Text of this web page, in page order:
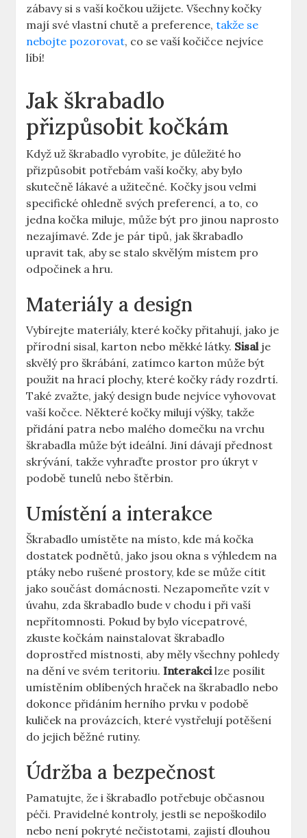
zábavy si s vaší kočkou užijete. Všechny kočky
mají své vlastní chutě a preference,takže se
nebojte pozorovat, co se vaší kočičce nejvíce
líbí!
Jak škrabadlo
přizpůsobit kočkám
Když už škrabadlo vyrobíte, je důležité ho
přizpůsobit potřebám vaší kočky, aby bylo
skutečně lákavé a užitečné. Kočky jsou velmi
specifické ohledně svých preferencí, a to, co
jedna kočka miluje, může být pro jinou naprosto
nezajímavé. Zde je pár tipů, jak škrabadlo
upravit tak, aby se stalo skvělým místem pro
odpočinek a hru.
Materiály a design
Vybírejte materiály, které kočky přitahují, jako je
přírodní sisal, karton nebo měkké látky. Sisalje
skvělý pro škrábání, zatímco karton může být
použit na hrací plochy, které kočky rády rozdrtí.
Také zvažte, jaký design bude nejvíce vyhovovat
vaší kočce. Některé kočky milují výšky, takže
přidání patra nebo malého domečku na vrchu
škrabadla může být ideální. Jiní dávají přednost
skrývání, takže vyhraďte prostor pro úkryt v
podobě tunelů nebo štěrbin.
Umístění a interakce
Škrabadlo umístěte na místo, kde má kočka
dostatek podnětů, jako jsou okna s výhledem na
ptáky nebo rušené prostory, kde se může cítit
jako součást domácnosti. Nezapomeňte vzít v
úvahu, zda škrabadlo bude v chodu i při vaší
nepřítomnosti. Pokud by bylo vícepatrové,
zkuste kočkám nainstalovat škrabadlo
doprostřed místnosti, aby měly všechny pohledy
na dění ve svém teritoriu.Interakcilze posílit
umístěním oblíbených hraček na škrabadlo nebo
dokonce přidáním herního prvku v podobě
kuliček na provázcích, které vystřelují potěšení
do jejich běžné rutiny.
Údržba a bezpečnost
Pamatujte, že i škrabadlo potřebuje občasnou
péči. Pravidelné kontroly, jestli se nepoškodilo
nebo není pokryté nečistotami, zajistí dlouhou